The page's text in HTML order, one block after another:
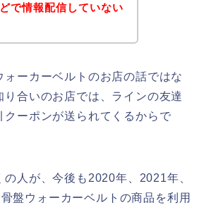
で情報配信していない
ォーカーベルトのお店の話ではな
り合いのお店では、ラインの友達
クーポンが送られてくるからで
人が、今後も2020年、2021年、
盤ウォーカーベルトの商品を利用